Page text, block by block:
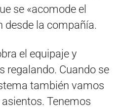
se «acomode el
desde la compañía.
el equipaje y
regalando. Cuando se
también vamos
Tenemos